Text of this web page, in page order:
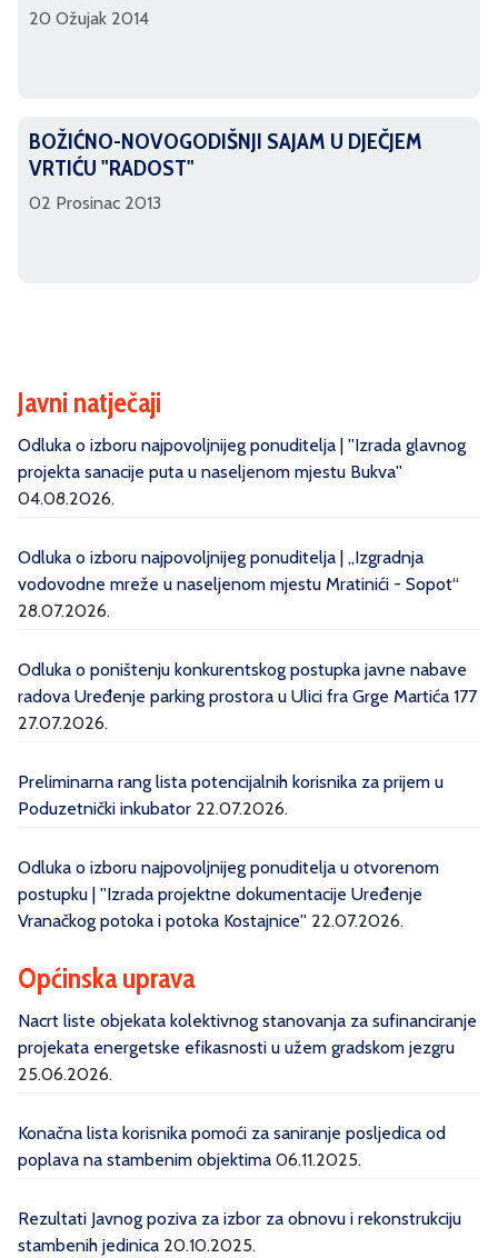
20 Ožujak 2014
BOŽIĆNO-NOVOGODIŠNJI SAJAM U DJEČJEM
VRTIĆU "RADOST"
02 Prosinac 2013
Javni natječaji
Odluka o izboru najpovoljnijeg ponuditelja | ''Izrada glavnog
projekta sanacije puta u naseljenom mjestu Bukva''
04.08.2026.
Odluka o izboru najpovoljnijeg ponuditelja | „Izgradnja
vodovodne mreže u naseljenom mjestu Mratinići - Sopot“
28.07.2026.
Odluka o poništenju konkurentskog postupka javne nabave
radova Uređenje parking prostora u Ulici fra Grge Martića 177
27.07.2026.
Preliminarna rang lista potencijalnih korisnika za prijem u
Poduzetnički inkubator 22.07.2026.
Odluka o izboru najpovoljnijeg ponuditelja u otvorenom
postupku | ''Izrada projektne dokumentacije Uređenje
Vranačkog potoka i potoka Kostajnice'' 22.07.2026.
Općinska uprava
Nacrt liste objekata kolektivnog stanovanja za sufinanciranje
projekata energetske efikasnosti u užem gradskom jezgru
25.06.2026.
Konačna lista korisnika pomoći za saniranje posljedica od
poplava na stambenim objektima 06.11.2025.
Rezultati Javnog poziva za izbor za obnovu i rekonstrukciju
stambenih jedinica 20.10.2025.